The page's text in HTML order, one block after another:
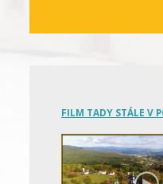
FILM TADY STÁLE V